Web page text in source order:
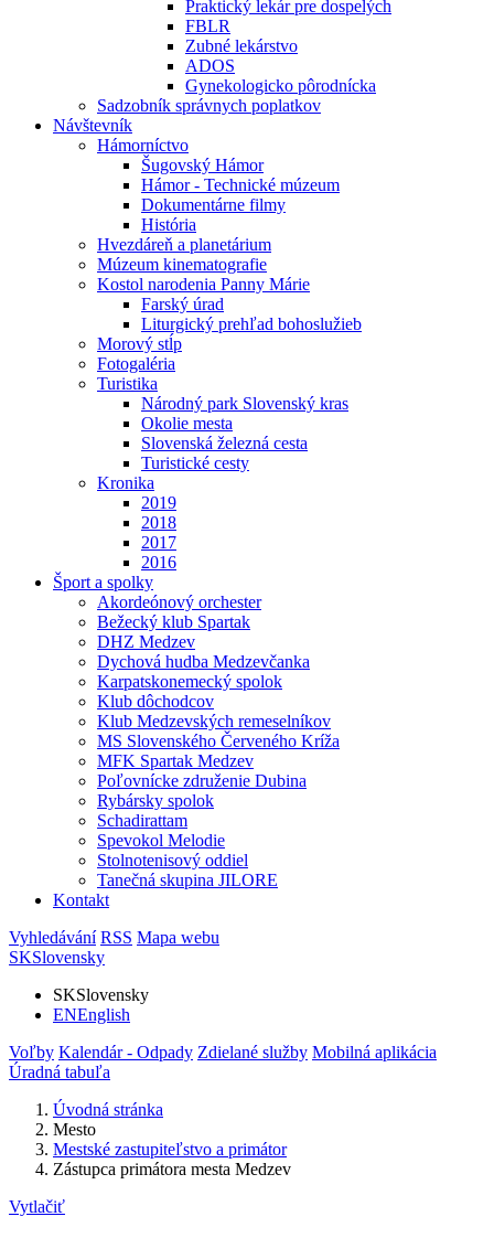
Praktický lekár pre dospelých
FBLR
Zubné lekárstvo
ADOS
Gynekologicko pôrodnícka
Sadzobník správnych poplatkov
Návštevník
Hámorníctvo
Šugovský Hámor
Hámor - Technické múzeum
Dokumentárne filmy
História
Hvezdáreň a planetárium
Múzeum kinematografie
Kostol narodenia Panny Márie
Farský úrad
Liturgický prehľad bohoslužieb
Morový stĺp
Fotogaléria
Turistika
Národný park Slovenský kras
Okolie mesta
Slovenská železná cesta
Turistické cesty
Kronika
2019
2018
2017
2016
Šport a spolky
Akordeónový orchester
Bežecký klub Spartak
DHZ Medzev
Dychová hudba Medzevčanka
Karpatskonemecký spolok
Klub dôchodcov
Klub Medzevských remeselníkov
MS Slovenského Červeného Kríža
MFK Spartak Medzev
Poľovnícke združenie Dubina
Rybársky spolok
Schadirattam
Spevokol Melodie
Stolnotenisový oddiel
Tanečná skupina JILORE
Kontakt
Vyhledávání RSS Mapa webu
SKSlovensky
SKSlovensky
ENEnglish
Voľby Kalendár - Odpady Zdielané služby Mobilná aplikácia
Úradná tabuľa
Úvodná stránka
Mesto
Mestské zastupiteľstvo a primátor
Zástupca primátora mesta Medzev
Vytlačiť